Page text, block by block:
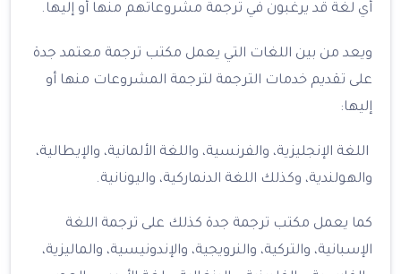
أي لغة قد يرغبون في ترجمة مشروعاتهم منها أو إليها.
ويعد من بين اللغات التي يعمل مكتب ترجمة معتمد جدة
على تقديم خدمات الترجمة لترجمة المشروعات منها أو
إليها:
اللغة الإنجليزية، والفرنسية، واللغة الألمانية، والإيطالية،
والهولندية، وكذلك اللغة الدنماركية، واليونانية.
كما يعمل مكتب ترجمة جدة كذلك على ترجمة اللغة
الإسبانية، والتركية، والنرويجية، والإندونيسية، والماليزية،